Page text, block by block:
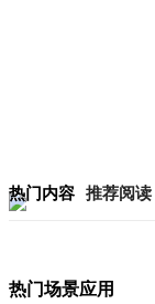
热门内容 推荐阅读
热门场景应用